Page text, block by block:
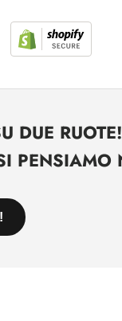
DUE RUOTE!
PENSIAMO